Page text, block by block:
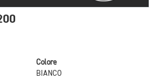
Colore
BIANCO